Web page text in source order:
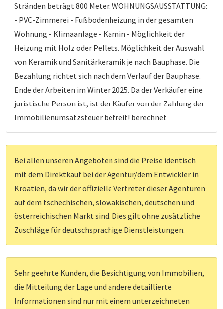
Stränden beträgt 800 Meter. WOHNUNGSAUSSTATTUNG:
- PVC-Zimmerei - Fußbodenheizung in der gesamten
Wohnung - Klimaanlage - Kamin - Möglichkeit der
Heizung mit Holz oder Pellets. Möglichkeit der Auswahl
von Keramik und Sanitärkeramik je nach Bauphase. Die
Bezahlung richtet sich nach dem Verlauf der Bauphase.
Ende der Arbeiten im Winter 2025. Da der Verkäufer eine
juristische Person ist, ist der Käufer von der Zahlung der
Immobilienumsatzsteuer befreit! berechnet
Bei allen unseren Angeboten sind die Preise identisch
mit dem Direktkauf bei der Agentur/dem Entwickler in
Kroatien, da wir der offizielle Vertreter dieser Agenturen
auf dem tschechischen, slowakischen, deutschen und
österreichischen Markt sind. Dies gilt ohne zusätzliche
Zuschläge für deutschsprachige Dienstleistungen.
Sehr geehrte Kunden, die Besichtigung von Immobilien,
die Mitteilung der Lage und andere detaillierte
Informationen sind nur mit einem unterzeichneten